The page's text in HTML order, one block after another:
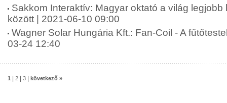
Sakkom Interaktív: Magyar oktató a világ
között | 2021-06-10 09:00
Wagner Solar Hungária Kft.: Fan-Coil - A
03-24 12:40
1 2 3 következő »